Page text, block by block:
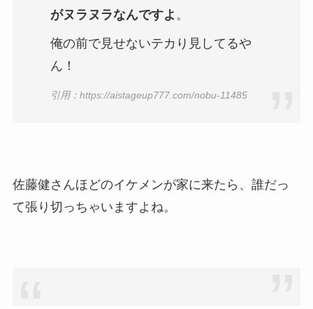
がヌラヌラなんですよ 。
俺の前で見せないテカり見してるや
ん！
引用：https://aistageup777.com/nobu-11485
佐藤健さんほどのイケメンが家に来たら、誰だっ
て張り切っちゃいますよね。